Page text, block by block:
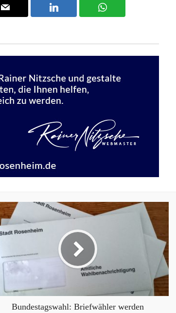
Bundestagswahl: Briefwähler werden